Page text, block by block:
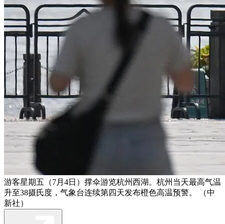
游客星期五（7月4日）撑伞游览杭州西湖。杭州当天最高气温
升至38摄氏度，气象台连续第四天发布橙色高温预警。 （中
新社）